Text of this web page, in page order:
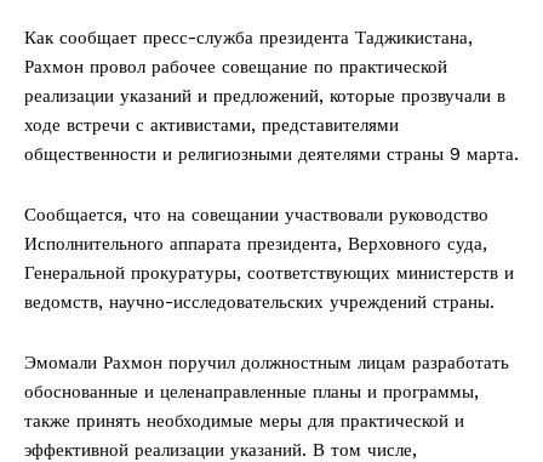
Как сообщает пресс-служба президента Таджикистана,
Рахмон провол рабочее совещание по практической
реализации указаний и предложений, которые прозвучали в
ходе встречи с активистами, представителями
общественности и религиозными деятелями страны 9 марта.
Сообщается, что на совещании участвовали руководство
Исполнительного аппарата президента, Верховного суда,
Генеральной прокуратуры, соответствующих министерств и
ведомств, научно-исследовательских учреждений страны.
Эмомали Рахмон поручил должностным лицам разработать
обоснованные и целенаправленные планы и программы,
также принять необходимые меры для практической и
эффективной реализации указаний. В том числе,